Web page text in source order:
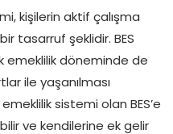
kişilerin aktif çalışma
tasarruf şeklidir. BES
emeklilik döneminde de
ile yaşanılması
sistemi olan BES’e
ve kendilerine ek gelir